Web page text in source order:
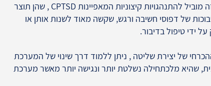
מצב קצה שכזה מוביל להתנהגויות קיצוניות המאפיינות CPTSD , שהן תוצר
של דפוסי חשיבה ורגש, שקשה מאוד לשנות אותן או
ידי טיפול בדיבור.
של יצירת שליטה , ניתן ללמוד דרך שינוי של המערכת
שהיא מלכתחילה נשלטת יותר ונגישה יותר מאשר מערכת